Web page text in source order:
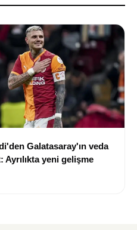
Galatasaray'ın veda
Ayrılıkta yeni gelişme